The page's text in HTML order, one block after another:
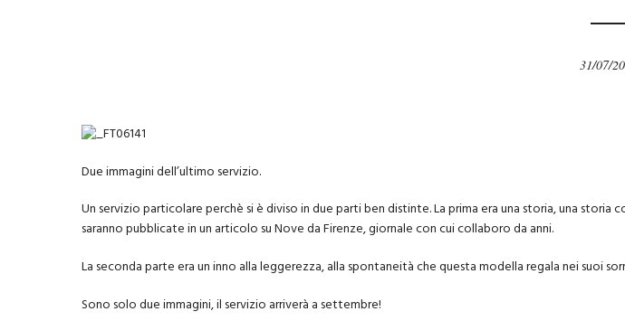
31/07/
Due immagini dell’ultimo servizio.
Un servizio particolare perchè si è diviso in due parti ben distinte. La prima era una storia, una
saranno pubblicate in un articolo su Nove da Firenze, giornale con cui collaboro da anni.
La seconda parte era un inno alla leggerezza, alla spontaneità che questa modella regala nei suoi
Sono solo due immagini, il servizio arriverà a settembre!